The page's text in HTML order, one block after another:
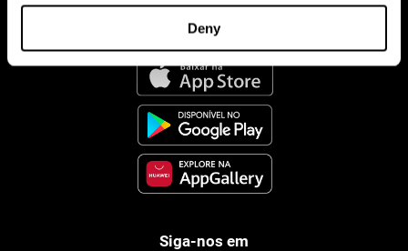
Deny
CogniFit App
Siga-nos em